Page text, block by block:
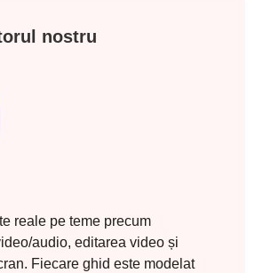
nostru
reale pe teme precum
audio, editarea video și
Fiecare ghid este modelat